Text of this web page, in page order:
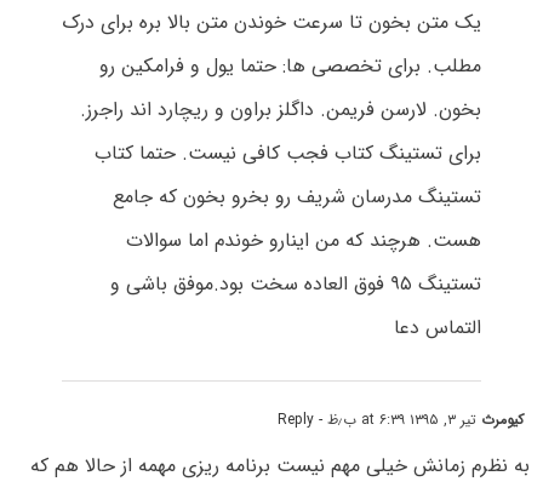
یک متن بخون تا سرعت خوندن متن بالا بره برای درک
مطلب. برای تخصصی ها: حتما یول و فرامکین رو
بخون. لارسن فریمن. داگلز براون و ریچارد اند راجرز.
برای تستینگ کتاب فجب کافی نیست. حتما کتاب
تستینگ مدرسان شریف رو بخرو بخون که جامع
هست. هرچند که من اینارو خوندم اما سوالات
تستینگ ۹۵ فوق العاده سخت بود.موفق باشی و
التماس دعا
کیومرث تیر ۳, ۱۳۹۵ at ۶:۳۹ ب٫ظ - Reply
به نظرم زمانش خیلی مهم نیست برنامه ریزی مهمه از حالا هم که